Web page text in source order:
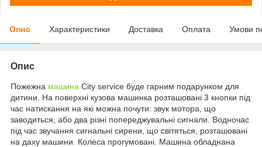
Опис Характеристики Доставка Оплата Умови
Опис
Пожежна машина City service буде гарним подарунком для
дитини. На поверхні кузова машинка розташовані 3 кнопки під
час натискання на які можна почути: звук мотора, що
заводиться, або два різні попереджувальні сигнали. Водночас
під час звучання сигнальні сирени, що світяться, розташовані
на даху машини. Колеса прогумовані. Машина обладнана